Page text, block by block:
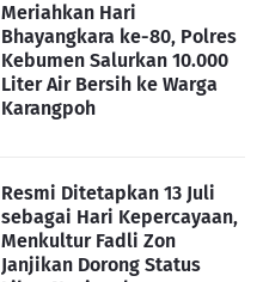
Meriahkan Hari
Bhayangkara ke-80, Polres
Kebumen Salurkan 10.000
Liter Air Bersih ke Warga
Karangpoh
Resmi Ditetapkan 13 Juli
sebagai Hari Kepercayaan,
Menkultur Fadli Zon
Janjikan Dorong Status